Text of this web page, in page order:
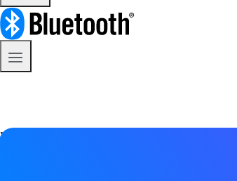
Video-Details